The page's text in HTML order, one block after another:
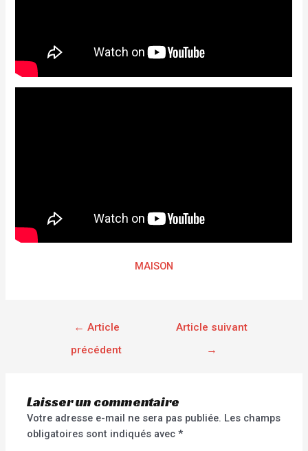
MAISON
← Article
précédent
Article suivant
→
Laisser un commentaire
Votre adresse e-mail ne sera pas publiée. Les champs
obligatoires sont indiqués avec*